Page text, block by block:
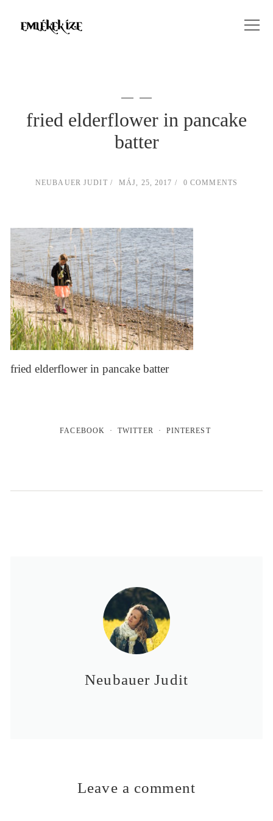
fried elderflower in pancake
batter
NEUBAUER JUDIT MÁJ, 25, 2017 0 COMMENTS
fried elderflower in pancake batter
FACEBOOK TWITTER PINTEREST
Neubauer Judit
Leave a comment